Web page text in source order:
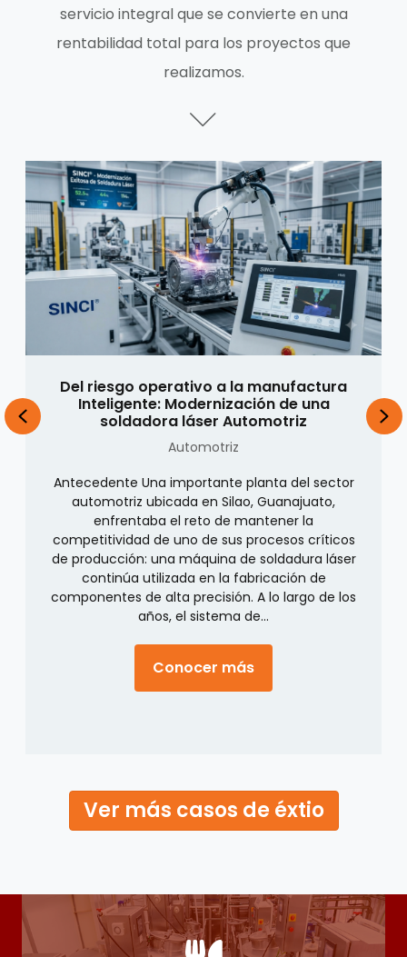
servicio integral que se convierte en una
rentabilidad total para los proyectos que
realizamos.
Del riesgo operativo a la manufactura
Inteligente: Modernización de una
soldadora láser Automotriz
Automotriz
Antecedente Una importante planta del sector
automotriz ubicada en Silao, Guanajuato,
enfrentaba el reto de mantener la
competitividad de uno de sus procesos críticos
de producción: una máquina de soldadura láser
continúa utilizada en la fabricación de
componentes de alta precisión. A lo largo de los
años, el sistema de...
Conocer más
PREVIOUS
Ver más casos de éxtio